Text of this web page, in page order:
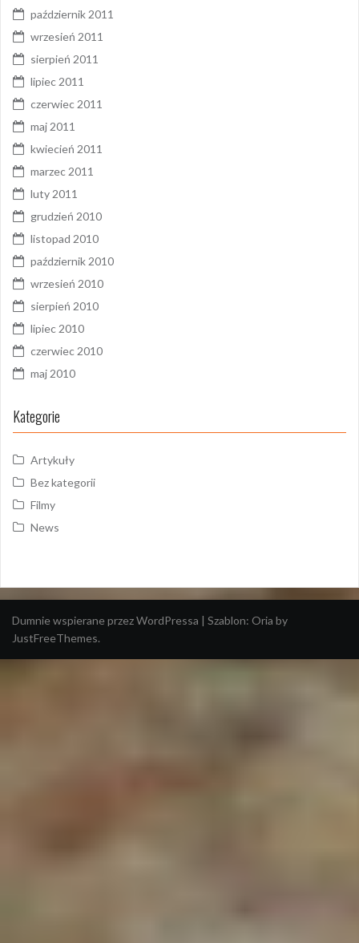
październik 2011
wrzesień 2011
sierpień 2011
lipiec 2011
czerwiec 2011
maj 2011
kwiecień 2011
marzec 2011
luty 2011
grudzień 2010
listopad 2010
październik 2010
wrzesień 2010
sierpień 2010
lipiec 2010
czerwiec 2010
maj 2010
Kategorie
Artykuły
Bez kategorii
Filmy
News
Dumnie wspierane przez WordPressa Szablon: Oria by
JustFreeThemes.